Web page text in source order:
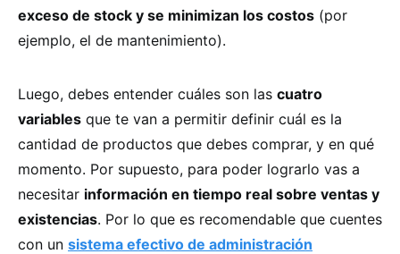
exceso de stock y se minimizan los costos (por
ejemplo, el de mantenimiento).
Luego, debes entender cuáles son las cuatro
variables que te van a permitir definir cuál es la
cantidad de productos que debes comprar, y en qué
momento. Por supuesto, para poder lograrlo vas a
necesitar información en tiempo real sobre ventas y
existencias. Por lo que es recomendable que cuentes
con un sistema efectivo de administración